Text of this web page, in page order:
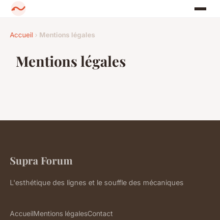
Accueil › Mentions légales
Mentions légales
Supra Forum
L'esthétique des lignes et le souffle des mécaniques
AccueilMentions légalesContact